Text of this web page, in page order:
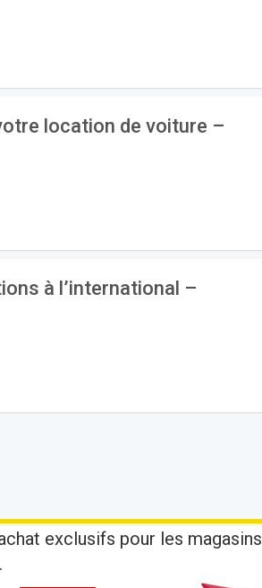
location de voiture –
à l’international –
exclusifs pour les magasins